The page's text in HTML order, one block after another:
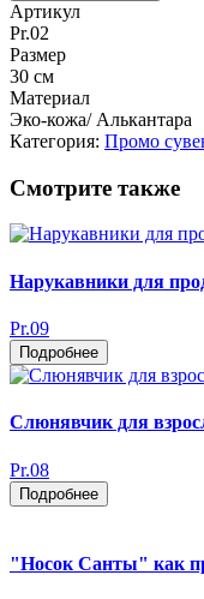
Артикул
Pr.02
Размер
30 см
Материал
Эко-кожа/ Алькантара
Категория: Промо
Смотрите также
Нарукавники для
Pr.09
Подробнее
Слюнявчик для
Pr.08
Подробнее
"Носок Санты" как